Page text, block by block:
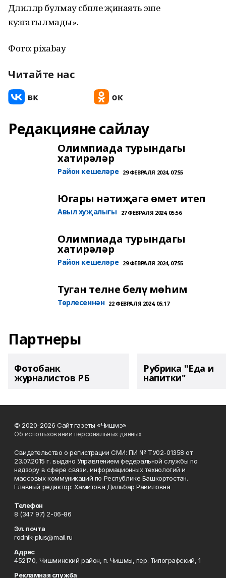
Дәлилләр булмау сәбәпле җинаять эше
кузгатылмады».
Фото: pixabay
Читайте нас
Редакцияне сайлау
Олимпиада турындагы
хатирәләр
Район кешеләре 29 ФЕВРАЛЯ 2024, 07:55
Югары нәтиҗәгә өмет итеп
Авыл хуҗалыгы 27 ФЕВРАЛЯ 2024, 05:56
Олимпиада турындагы
хатирәләр
Район кешеләре 29 ФЕВРАЛЯ 2024, 07:55
Туган телне белү мөһим
Төрлесеннән 22 ФЕВРАЛЯ 2024, 05:17
Партнеры
Фотобанк
журналистов РБ
Рубрика "Еда и
напитки"
© 2020-2026 Сайт газеты «Чишмэ»
Об использовании персональных данных
Свидетельство о регистрации СМИ: ПИ № ТУ02-01358 от
23.07.2015 г. выдано Управлением федеральной службы по
надзору в сфере связи, информационных технологий и
массовых коммуникаций по Республике Башкортостан.
Главный редактор: Хамитова Дильбар Равиловна
Телефон
8 (347 97) 2-06-86
Эл. почта
rodnik-plus@mail.ru
Адрес
452170, Чишминский район, п. Чишмы, пер. Типографский, 1
Рекламная служба